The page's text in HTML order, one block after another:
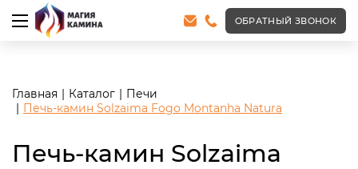
<meta name="robots" content="noindex, follow"/>
ОБРАТНЫЙ ЗВОНОК
Главная Каталог
Печи
Печь-камин Solzaima Fogo Montanha Natura
Печь-камин Solzaima